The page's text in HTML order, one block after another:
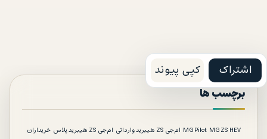
اشتراک کپی پیوند
برچسب ها
MG Pilot MG ZS HEV ام‌جی ZS هیبرید وارداتی ام‌جی ZS هیبرید پلاس خریداران